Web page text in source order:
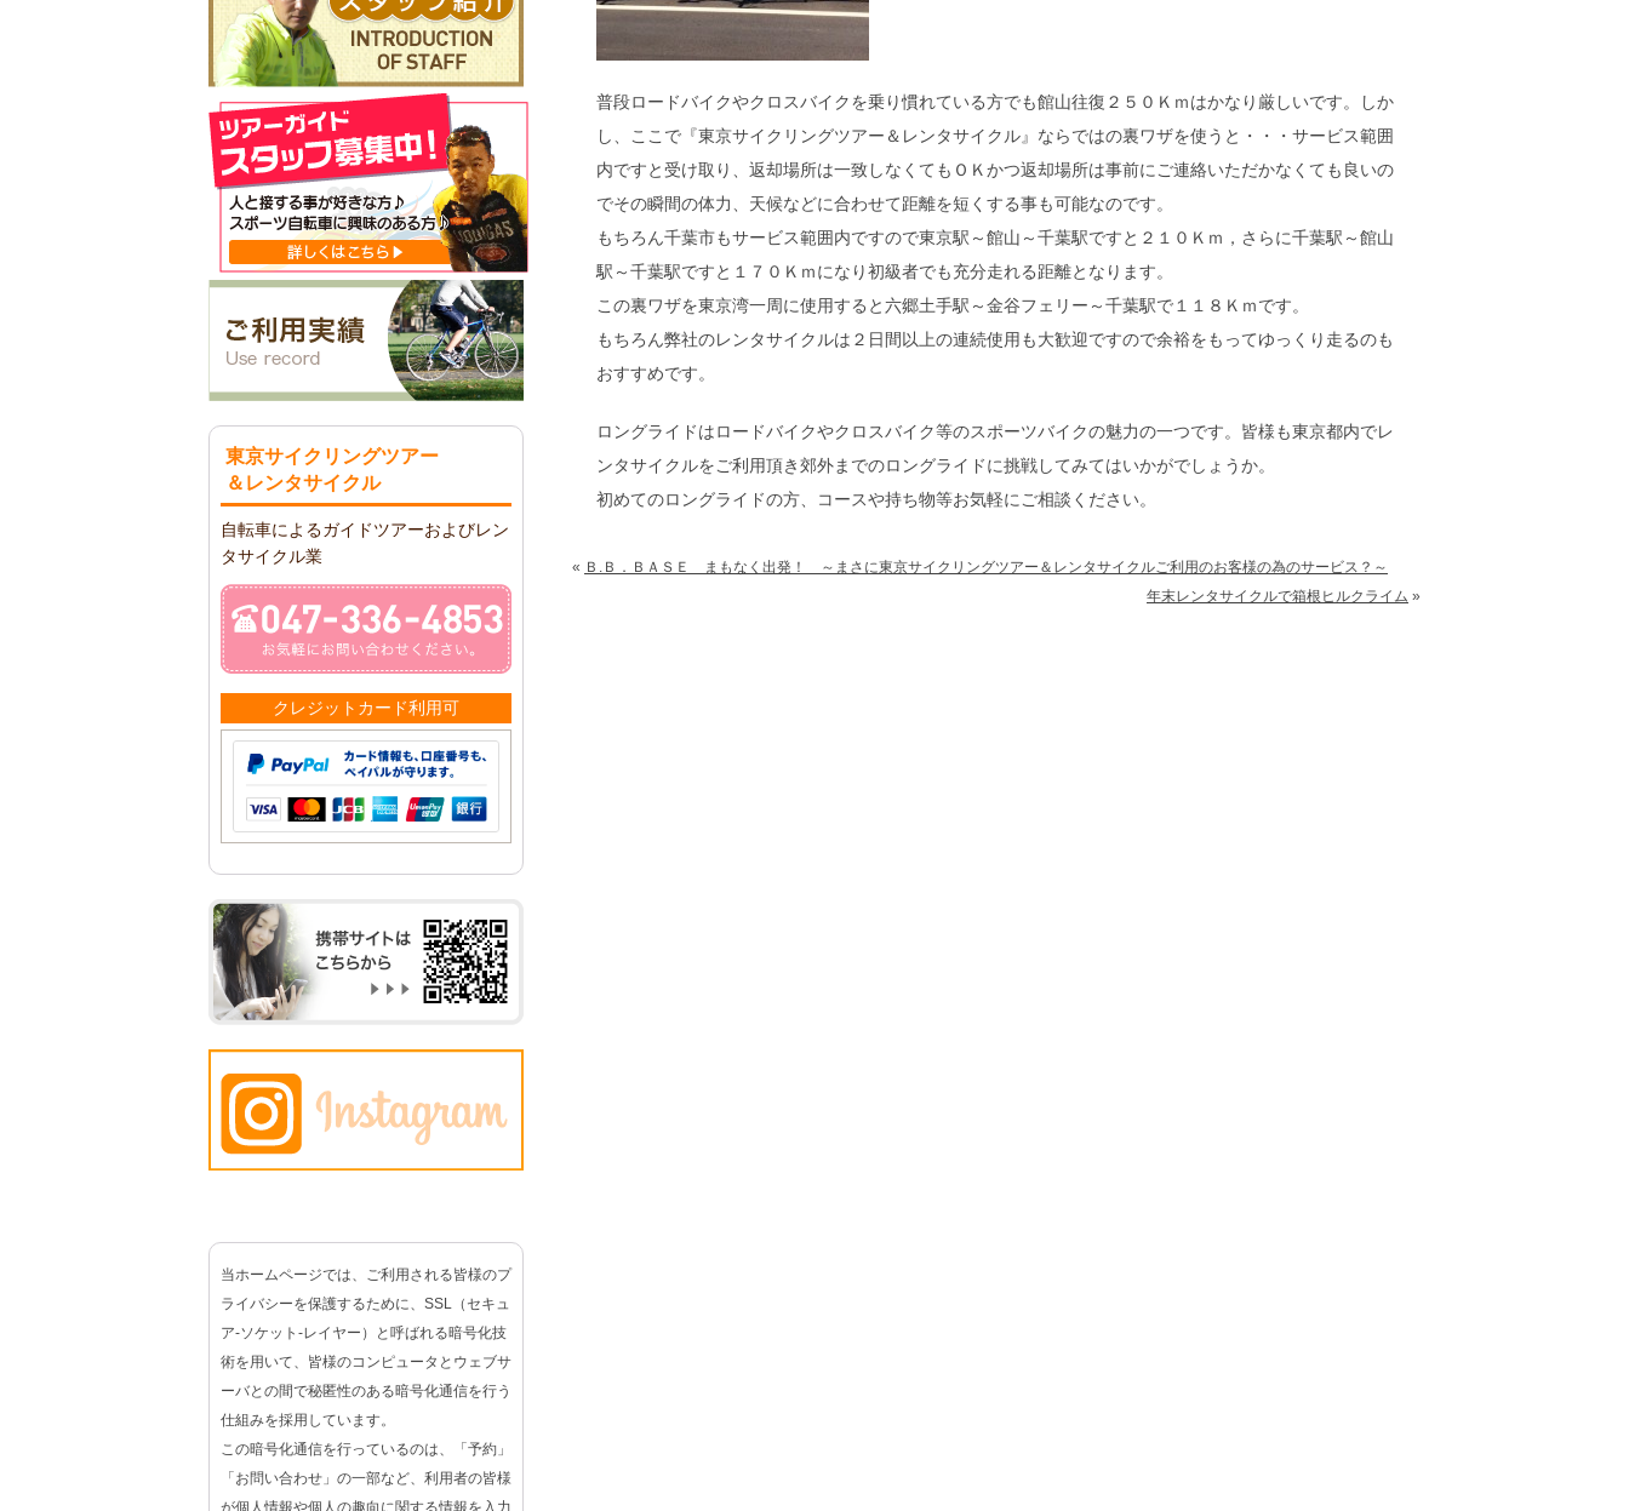
普段ロードバイクやクロスバイクを乗り慣れている方でも館山往復２５０Ｋｍはかなり厳しいです。しか
し、ここで『東京サイクリングツアー＆レンタサイクル』ならではの裏ワザを使うと・・・サービス範囲
内ですと受け取り、返却場所は一致しなくてもＯＫかつ返却場所は事前にご連絡いただかなくても良いの
でその瞬間の体力、天候などに合わせて距離を短くする事も可能なのです。
もちろん千葉市もサービス範囲内ですので東京駅～館山～千葉駅ですと２１０Ｋｍ，さらに千葉駅～館山
駅～千葉駅ですと１７０Ｋｍになり初級者でも充分走れる距離となります。
この裏ワザを東京湾一周に使用すると六郷土手駅～金谷フェリー～千葉駅で１１８Ｋｍです。
もちろん弊社のレンタサイクルは２日間以上の連続使用も大歓迎ですので余裕をもってゆっくり走るのも
おすすめです。
ロングライドはロードバイクやクロスバイク等のスポーツバイクの魅力の一つです。皆様も東京都内でレ
ンタサイクルをご利用頂き郊外までのロングライドに挑戦してみてはいかがでしょうか。
初めてのロングライドの方、コースや持ち物等お気軽にご相談ください。
« Ｂ.Ｂ．ＢＡＳＥ まもなく出発！ ～まさに東京サイクリングツアー＆レンタサイクルご利用のお客様の為のサービス？～
年末レンタサイクルで箱根ヒルクライム »
東京サイクリングツアー
＆レンタサイクル
自転車によるガイドツアーおよびレン
タサイクル業
クレジットカード利用可
当ホームページでは、ご利用される皆様のプ
ライバシーを保護するために、SSL（セキュ
ア-ソケット-レイヤー）と呼ばれる暗号化技
術を用いて、皆様のコンピュータとウェブサ
ーバとの間で秘匿性のある暗号化通信を行う
仕組みを採用しています。
この暗号化通信を行っているのは、「予約」
「お問い合わせ」の一部など、利用者の皆様
が個人情報や個人の趣向に関する情報を入力